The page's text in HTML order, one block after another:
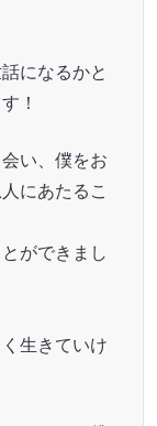
になるかと
！
い、僕をお
にあたるこ
ができまし
生きていけ